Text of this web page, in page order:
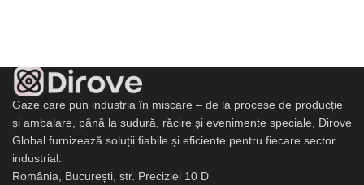
Gaze care pun industria în mișcare – de la procese de producție
și ambalare, până la sudură, răcire și evenimente speciale, Dirove
Global furnizează soluții fiabile și eficiente pentru fiecare sector
industrial.
România, București, str. Preciziei 10 D